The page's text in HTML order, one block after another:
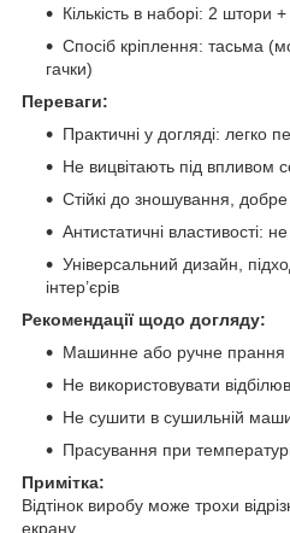
Кількість в наборі: 2 штори
Спосіб кріплення: тасьма
гачки)
Переваги:
Практичні у догляді: легко
Не вицвітають під впливом
Стійкі до зношування,
Антистатичні властивості:
Універсальний дизайн,
інтер’єрів
Рекомендації щодо догляду:
Машинне або ручне прання
Не використовувати
Не сушити в сушильній
Прасування при
Примітка:
Відтінок виробу може трохи
екрану.